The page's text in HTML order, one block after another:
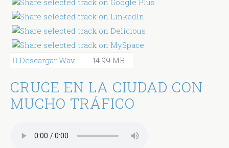
Descargar Wav 14.99 MB
CRUCE EN LA CIUDAD CON
MUCHO TRÁFICO